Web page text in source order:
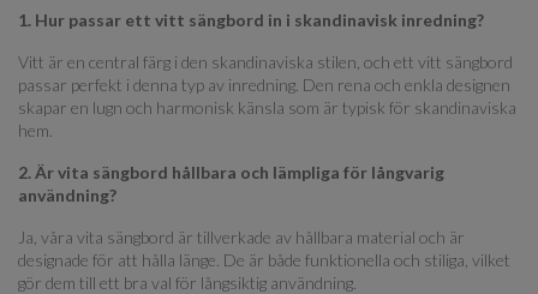
1. Hur passar ett vitt sängbord in i skandinavisk inredning?
Vitt är en central färg i den skandinaviska stilen, och ett vitt sängbord
passar perfekt i denna typ av inredning. Den rena och enkla designen
skapar en lugn och harmonisk känsla som är typisk för skandinaviska
hem.
2. Är vita sängbord hållbara och lämpliga för långvarig
användning?
Ja, våra vita sängbord är tillverkade av hållbara material och är
designade för att hålla länge. De är både funktionella och stiliga, vilket
gör dem till ett bra val för långsiktig användning.